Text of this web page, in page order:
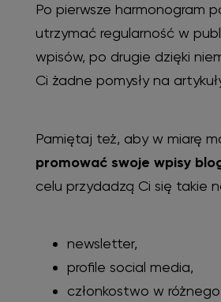
Po pierwsze harmonogram
utrzymać regularność w
wpisów, po drugie dzięki
Ci żadne pomysły na
Pamiętaj też, aby w miarę
promować swoje wpisy
celu przydadzą Ci się takie
newsletter,
profile social media,
członkostwo w